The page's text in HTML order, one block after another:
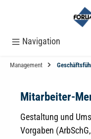
Navigation
Management
Mitarbeiter-
Gestaltung und
Vorgaben